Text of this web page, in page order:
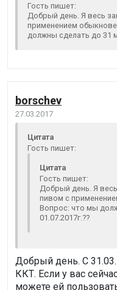
Гость пишет:
Добрый день. Я весь
применением
должны сделать до 31
borschev
27.03.2017
Цитата
Гость пишет:
Цитата
Гость пишет:
Добрый день. Я
пивом с
Вопрос: что мы
01.07.2017г.??
Добрый день. С
ККТ. Если у вас
можете ей